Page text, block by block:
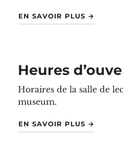
EN SAVOIR PLUS →
Heures
Horaires de la salle de
museum.
EN SAVOIR PLUS →